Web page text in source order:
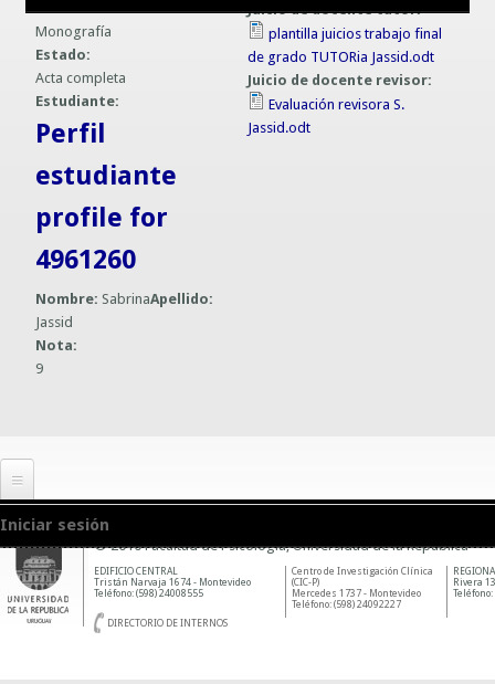
Guías prácticas o proyectos
Guías UCO
Información sobre SPAM y Phising
Formato:
Monografía
Estado:
Acta completa
Estudiante:
Perfil
estudiante
profile for
4961260
Nombre: SabrinaApellido:
Jassid
Nota:
9
Juicio de docente tutor:
plantilla juicios trabajo final
de grado TUTORia Jassid.odt
Juicio de docente revisor:
Evaluación revisora S.
Jassid.odt
Iniciar sesión
© 2010 Facultad de Psicología, Universidad de la República
Rivera
Teléfono:
Centro de Investigación Clínica
(CIC-P)
Mercedes 1737 - Montevideo
Teléfono: (598) 24092227
EDIFICIO CENTRAL
Tristán Narvaja 1674 - Montevideo
Teléfono: (598) 24008555
DIRECTORIO DE INTERNOS